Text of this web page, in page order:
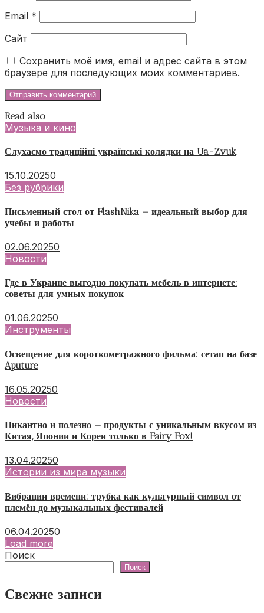
Email *
Сайт
Сохранить моё имя, email и адрес сайта в этом
браузере для последующих моих комментариев.
Read also
Музыка и кино
Слухаємо традиційні українські колядки на Ua-Zvuk
15.10.20250
Без рубрики
Письменный стол от FlashNika — идеальный выбор для
учебы и работы
02.06.20250
Новости
Где в Украине выгодно покупать мебель в интернете:
советы для умных покупок
01.06.20250
Инструменты
Освещение для короткометражного фильма: сетап на базе
Aputure
16.05.20250
Новости
Пикантно и полезно — продукты с уникальным вкусом из
Китая, Японии и Кореи только в Fairy Fox!
13.04.20250
Истории из мира музыки
Вибрации времени: трубка как культурный символ от
племён до музыкальных фестивалей
06.04.20250
Load more
Поиск
Поиск
Свежие записи